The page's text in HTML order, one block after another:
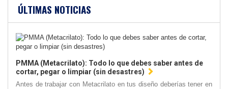
ÚLTIMAS NOTICIAS
PMMA (Metacrilato): Todo lo que debes saber antes de
cortar, pegar o limpiar (sin desastres)
Antes de trabajar con Metacrilato en tus diseño deberías tener en